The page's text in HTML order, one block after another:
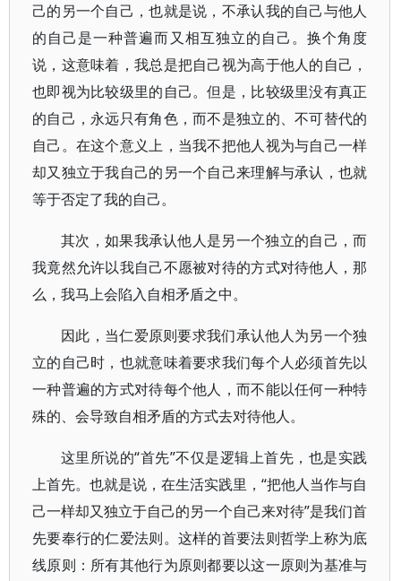
己的另一个自己，也就是说，不承认我的自己与他人
的自己是一种普遍而又相互独立的自己。换个角度
说，这意味着，我总是把自己视为高于他人的自己，
也即视为比较级里的自己。但是，比较级里没有真正
的自己，永远只有角色，而不是独立的、不可替代的
自己。在这个意义上，当我不把他人视为与自己一样
却又独立于我自己的另一个自己来理解与承认，也就
等于否定了我的自己。
其次，如果我承认他人是另一个独立的自己，而
我竟然允许以我自己不愿被对待的方式对待他人，那
么，我马上会陷入自相矛盾之中。
因此，当仁爱原则要求我们承认他人为另一个独
立的自己时，也就意味着要求我们每个人必须首先以
一种普遍的方式对待每个他人，而不能以任何一种特
殊的、会导致自相矛盾的方式去对待他人。
这里所说的“首先”不仅是逻辑上首先，也是实践
上首先。也就是说，在生活实践里，“把他人当作与自
己一样却又独立于自己的另一个自己来对待”是我们首
先要奉行的仁爱法则。这样的首要法则哲学上称为底
线原则：所有其他行为原则都要以这一原则为基准与